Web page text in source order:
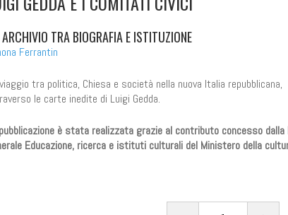
TRA BIOGRAFIA E ISTITUZIONE
Ferrantin
tra politica, Chiesa e società nella nuova Italia repubblicana,
le carte inedite di Luigi Gedda.
è stata realizzata grazie al contributo concesso dalla
Educazione, ricerca e istituti culturali del Ministero della